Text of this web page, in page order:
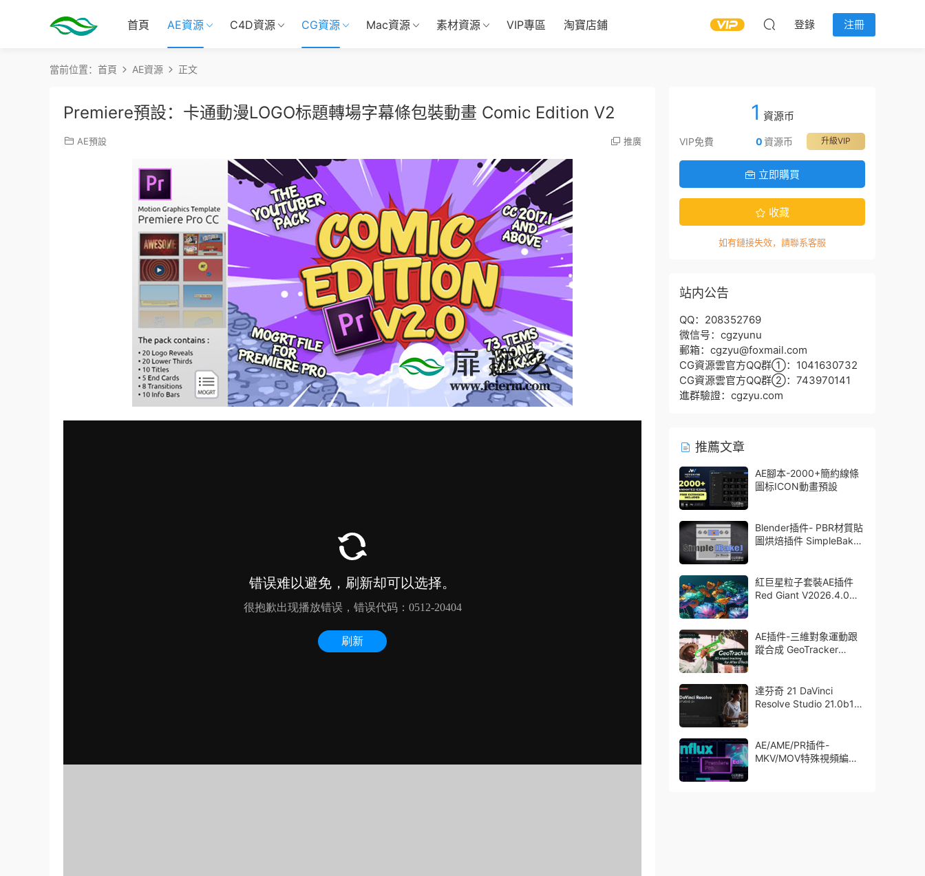
首頁 AE資源 C4D資源 CG資源 Mac資源 素材資源 VIP專區 淘寶店鋪 登錄 注冊
當前位置： 首頁 AE資源 正文
Premiere預設：卡通動漫LOGO标題轉場字幕條包裝動畫 Comic Edition V2
AE預設 推廣
1 資源币
VIP免費 升級VIP
0 資源币
立即購買
收藏
如有鏈接失效，請聯系客服
站内公告
QQ：208352769
微信号：cgzyunu
郵箱：cgzyu@foxmail.com
CG資源雲官方QQ群①：1041630732
CG資源雲官方QQ群②：743970141
進群驗證：cgzyu.com
推薦文章
AE腳本-2000+簡約線條
圖标ICON動畫預設
Blender插件- PBR材質貼
圖烘焙插件 SimpleBake
紅巨星粒子套裝AE插件
Red Giant V2026.4.0
Bullet + VFX Suit
AE插件-三維對象運動跟
蹤合成 GeoTracker
達芬奇 21 DaVinci
Resolve Studio 21.0b1
AE/AME/PR插件-
MKV/MOV特殊視頻編碼